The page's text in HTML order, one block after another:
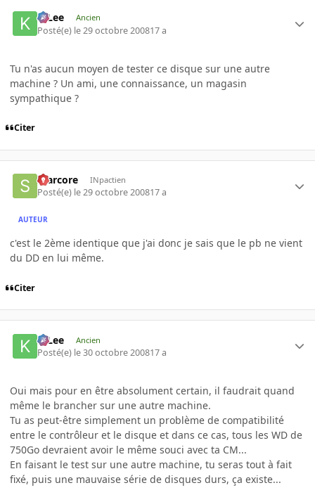
K-Lee Ancien
Posté(e) le 29 octobre 200817 a
Tu n'as aucun moyen de tester ce disque sur une autre
machine ? Un ami, une connaissance, un magasin
sympathique ?
Citer
scarcore INpactien
Posté(e) le 29 octobre 200817 a
AUTEUR
c'est le 2ème identique que j'ai donc je sais que le pb ne vient
du DD en lui même.
Citer
K-Lee Ancien
Posté(e) le 30 octobre 200817 a
Oui mais pour en être absolument certain, il faudrait quand
même le brancher sur une autre machine.
Tu as peut-être simplement un problème de compatibilité
entre le contrôleur et le disque et dans ce cas, tous les WD de
750Go devraient avoir le même souci avec ta CM...
En faisant le test sur une autre machine, tu seras tout à fait
fixé, puis une mauvaise série de disques durs, ça existe...